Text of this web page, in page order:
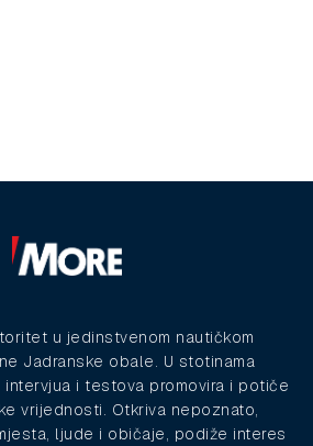
u jedinstvenom nautičkom
Jadranske obale. U stotinama
intervjua i testova promovira i potiče
vrijednosti. Otkriva nepoznato,
ljude i običaje, podiže interes